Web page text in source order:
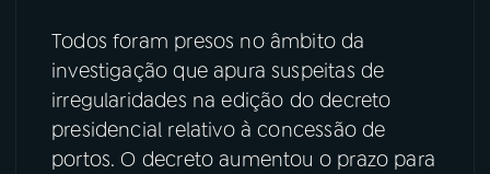
Todos foram presos no âmbito da
investigação que apura suspeitas de
irregularidades na edição do decreto
presidencial relativo à concessão de
portos. O decreto aumentou o prazo para